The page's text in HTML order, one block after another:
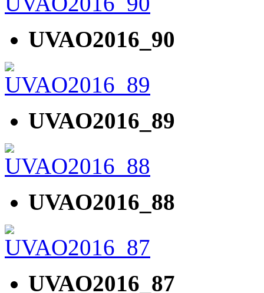
UVAO2016_90
UVAO2016_89
UVAO2016_88
UVAO2016_87